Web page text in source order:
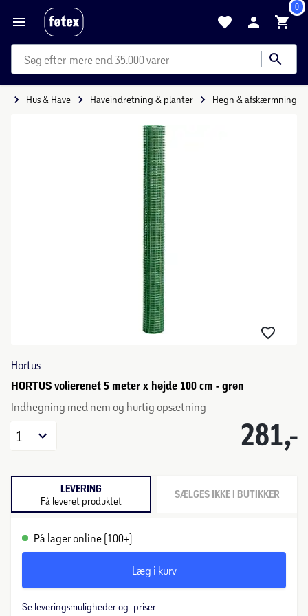
0
mere end 35.000 varer
Hus & Have Haveindretning & planter Hegn & afskærmning
Hortus
HORTUS volierenet 5 meter x højde 100 cm - grøn
Indhegning med nem og hurtig opsætning
281,-
1
LEVERING
Få leveret produktet SÆLGES IKKE I BUTIKKER
På lager online (100+)
Læg i kurv
Se leveringsmuligheder og -priser